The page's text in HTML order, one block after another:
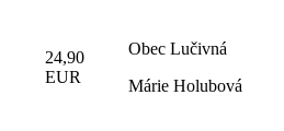
24,90
EUR
Obec Lučivná
Márie Holubová